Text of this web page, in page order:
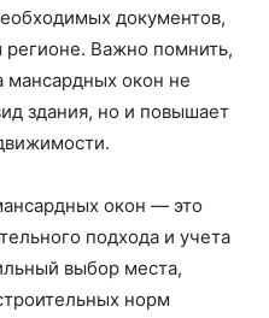
документов,
регионе. Важно помнить,
мансардных окон не
здания, но и повышает
окон — это
подхода и учета
выбор места,
норм